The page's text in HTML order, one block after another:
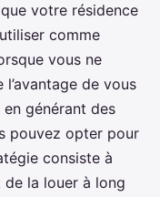
votre résidence
comme
vous ne
de vous
générant des
pouvez opter pour
consiste à
la louer à long